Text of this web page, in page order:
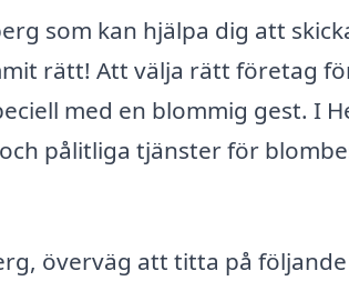
som kan hjälpa dig att
rätt! Att välja rätt företag
med en blommig gest. I
pålitliga tjänster för
överväg att titta på